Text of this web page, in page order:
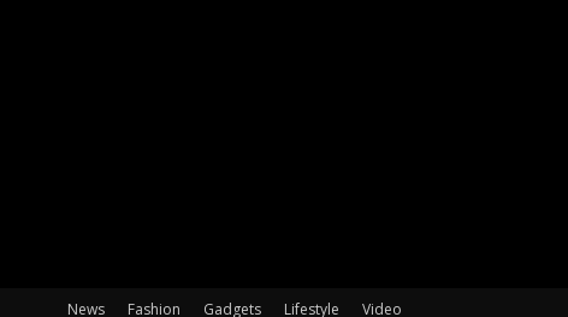
News Fashion Gadgets Lifestyle Video